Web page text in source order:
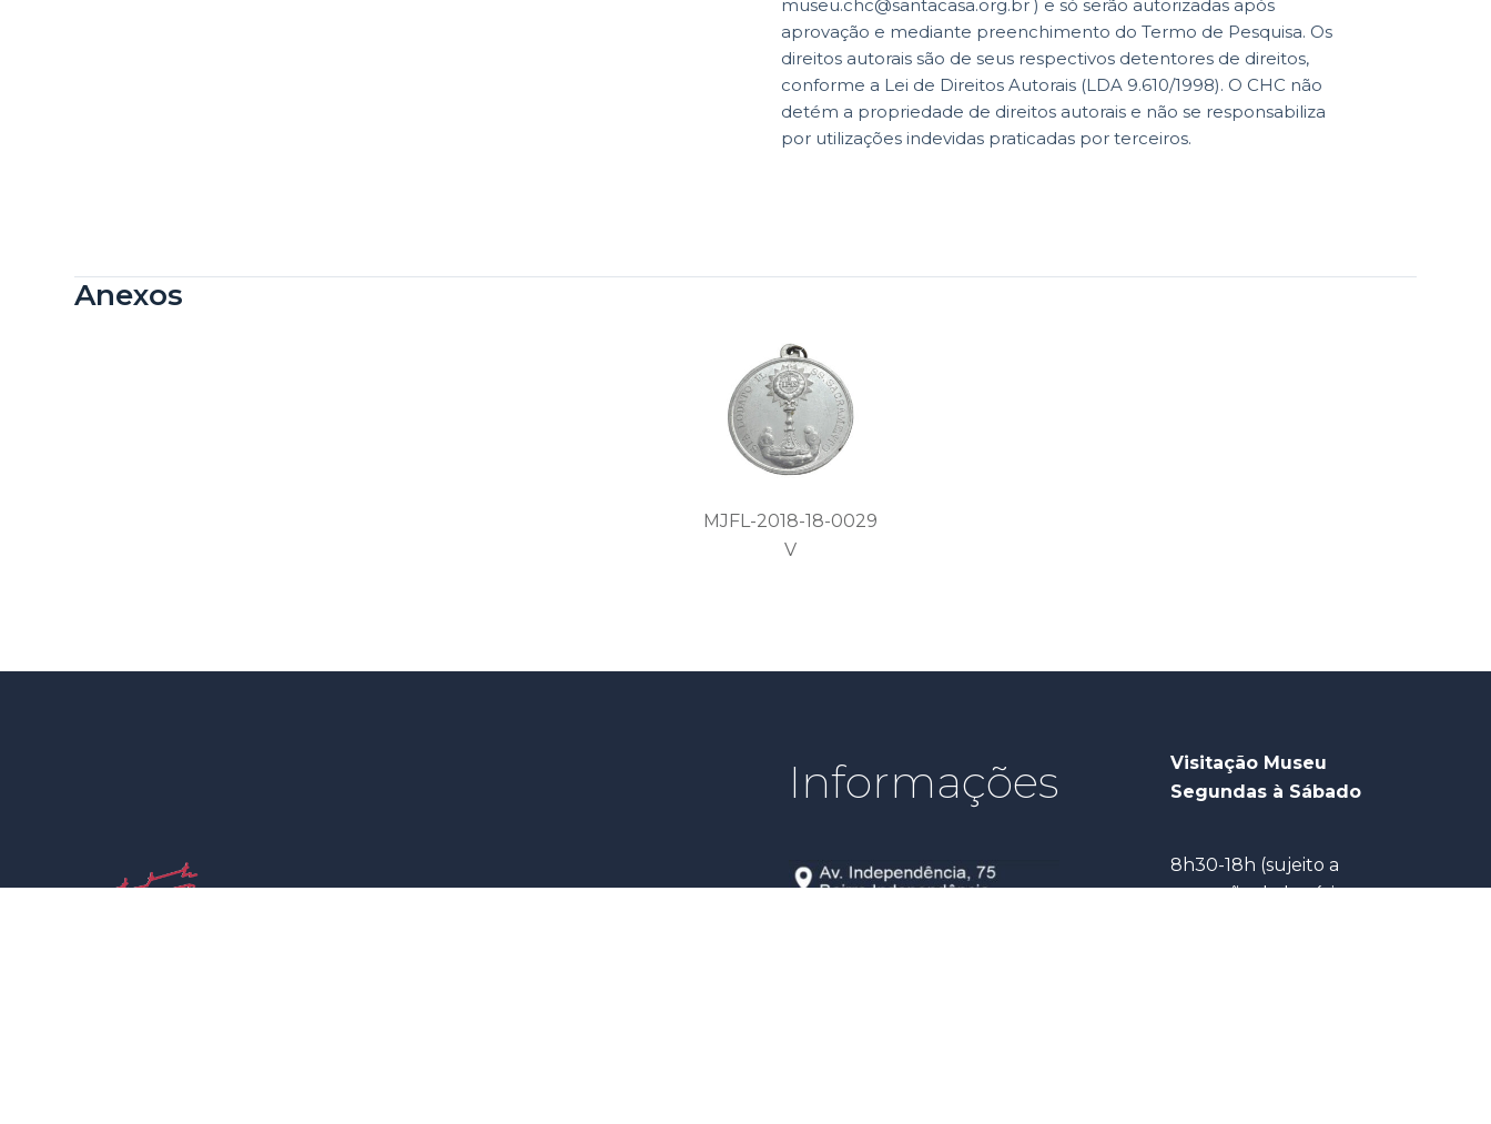
Anexos
MJFL-2018-18-0029
V
museu.chc@santacasa.org.br ) e só serão autorizadas após
aprovação e mediante preenchimento do Termo de Pesquisa. Os
direitos autorais são de seus respectivos detentores de direitos,
conforme a Lei de Direitos Autorais (LDA 9.610/1998). O CHC não
detém a propriedade de direitos autorais e não se responsabiliza
por utilizações indevidas praticadas por terceiros.
Informações
Visitação Museu
Segundas à Sábado
8h30-18h (sujeito a
extensão do horário em